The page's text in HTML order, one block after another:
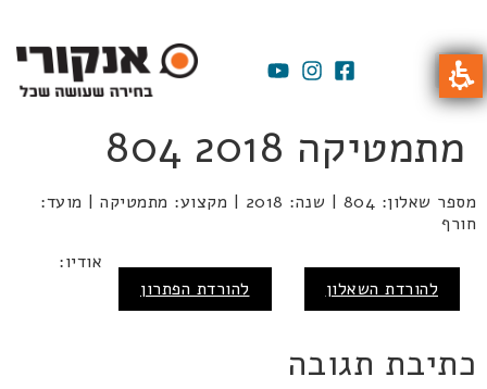
מתמטיקה 2018 804
מספר שאלון: 804 | שנה: 2018 | מקצוע: מתמטיקה | מועד:
חורף
להורדת השאלון להורדת הפתרון
אודיו:
כתיבת תגובה